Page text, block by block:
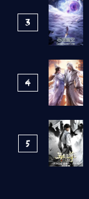
3
4
5